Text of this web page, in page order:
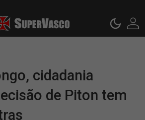
cidadania
de Piton tem